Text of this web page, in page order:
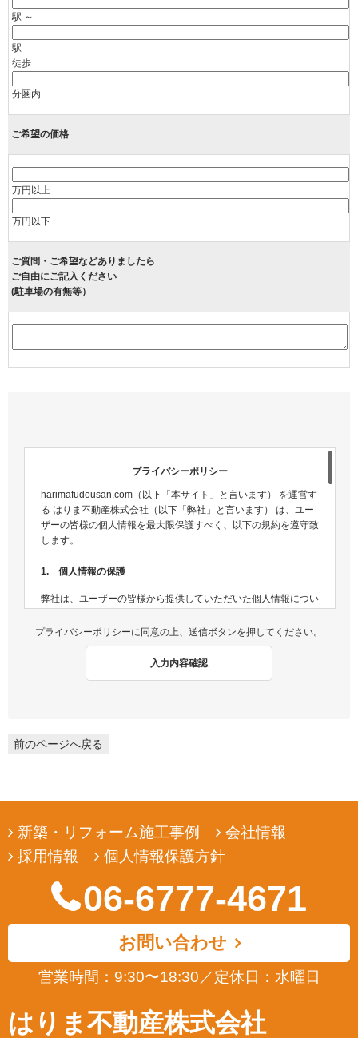
駅 ～
駅
徒歩
分圏内
ご希望の価格
万円以上
万円以下
ご質問・ご希望などありましたら
ご自由にご記入ください
(駐車場の有無等）
プライバシーポリシー
harimafudousan.com（以下「本サイト」と言います） を運営す
る はりま不動産株式会社（以下「弊社」と言います） は、ユー
ザーの皆様の個人情報を最大限保護すべく、以下の規約を遵守致
します。
1. 個人情報の保護
弊社は、ユーザーの皆様から提供していただいた個人情報につい
ないよう、個人情報の適切な管理及び保護に努めます。
3. 個人情報の利用
4. 個人情報の開示
弊社は、ユーザーの皆様から提供していただいた個人情報を、正
当な理由のある場合を除き、その同意なくして第三者に開示若し
くは提供することはありません。また、その場合においても、正
当な理由がない限り、個人情報が第三者から更に開示、提供若し
くは漏洩されることのないよう努めます。
弊社は、ユーザーの皆様が提供された個人情報の確認、訂正など
り、合理的な範囲で、そのご希望に対応致します。
プライバシーポリシーに同意の上、送信ボタンを押してください。
入力内容確認
前のページへ戻る
新築・リフォーム施工事例
会社情報
採用情報
個人情報保護方針
06-6777-4671
お問い合わせ
営業時間：9:30〜18:30／定休日：水曜日
はりま不動産株式会社